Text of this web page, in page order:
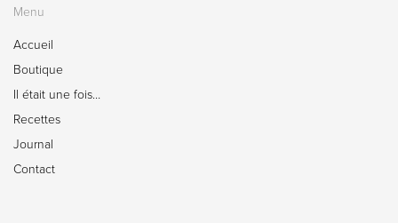
Menu
Accueil
Boutique
Il était une fois…
Recettes
Journal
Contact